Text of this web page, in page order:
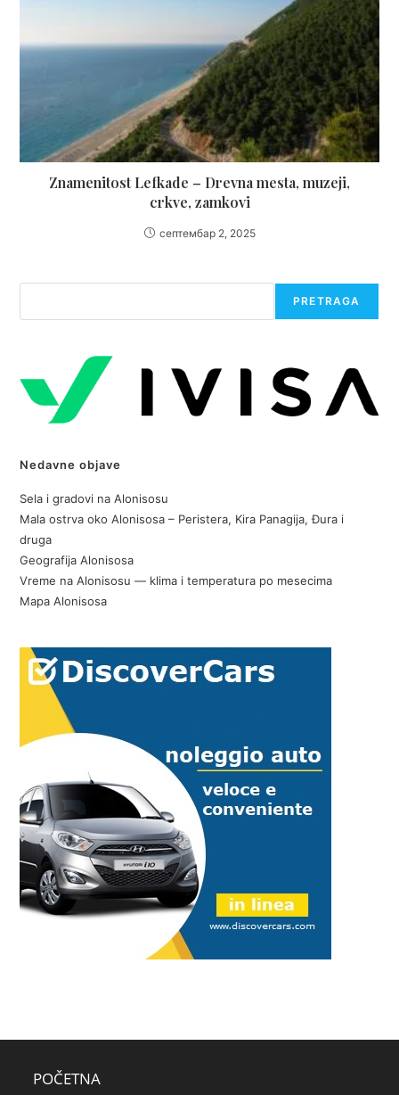
Znamenitost Lefkade – Drevna mesta, muzeji,
crkve, zamkovi
септембар 2, 2025
PRETRAGA
Nedavne objave
Sela i gradovi na Alonisosu
Mala ostrva oko Alonisosa – Peristera, Kira Panagija, Đura i
druga
Geografija Alonisosa
Vreme na Alonisosu — klima i temperatura po mesecima
Mapa Alonisosa
POČETNA